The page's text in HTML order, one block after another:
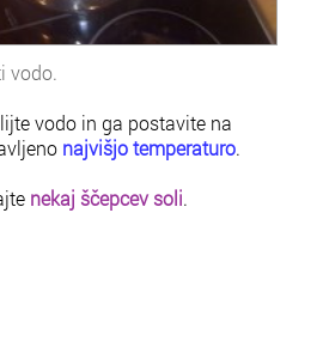
vodo.
vodo in ga postavite na
najvišjo temperaturo.
nekaj ščepcev soli.